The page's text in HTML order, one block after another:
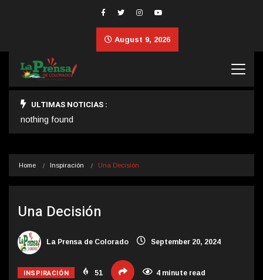
August 9, 2026
ULTIMAS NOTICIAS :
nothing found
Home Inspiración Una Decisión
Una Decisión
La Prensa de Colorado September 20, 2024
INSPIRACIÓN 51 4 minute read